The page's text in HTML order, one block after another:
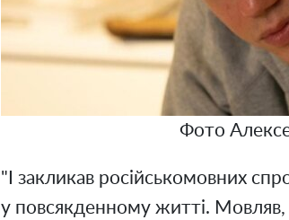
Фото
"І закликав російськомовних
у повсякденному житті.